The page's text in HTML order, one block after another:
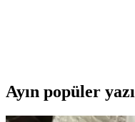
Ayın popüler